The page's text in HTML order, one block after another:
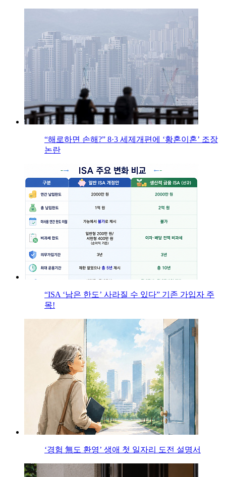
“해로하면 손해?” 8·3 세제개편에 ‘황혼이혼’ 조장
논란
“ISA ‘남은 한도’ 사라질 수 있다” 기존 가입자 주
목!
‘경험 無도 환영’ 생애 첫 일자리 도전 설명서